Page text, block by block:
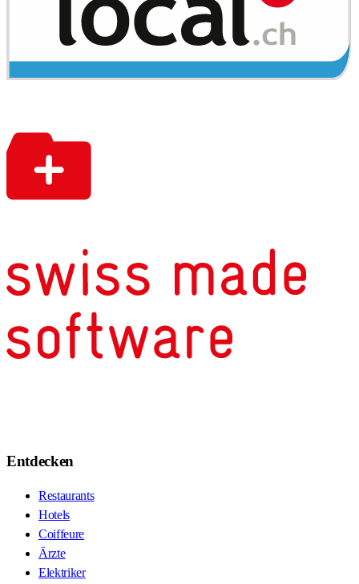
Entdecken
Restaurants
Hotels
Coiffeure
Ärzte
Elektriker